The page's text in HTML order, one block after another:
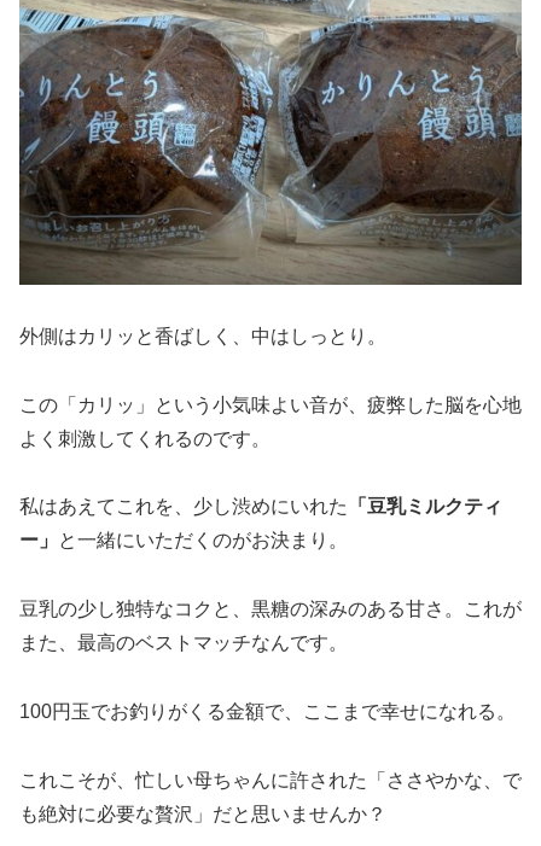
外側はカリッと香ばしく、中はしっとり。
この「カリッ」という小気味よい音が、疲弊した脳を心地
よく刺激してくれるのです。
私はあえてこれを、少し渋めにいれた
「豆乳ミルクティ
ー」
と一緒にいただくのがお決まり。
豆乳の少し独特なコクと、黒糖の深みのある甘さ。これが
また、最高のベストマッチなんです。
100円玉でお釣りがくる金額で、ここまで幸せになれる。
これこそが、忙しい母ちゃんに許された「ささやかな、で
も絶対に必要な贅沢」だと思いませんか？